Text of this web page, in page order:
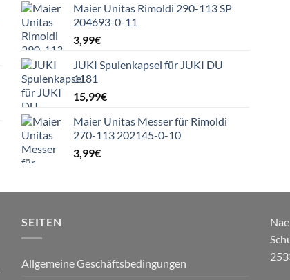
Maier Unitas Rimoldi 290-113 SP
204693-0-11
3,99€
JUKI Spulenkapsel für JUKI DU
1181
15,99€
Maier Unitas Messer für Rimoldi
270-113 202145-0-10
3,99€
SEITEN
Allgemeine Geschäftsbedingungen